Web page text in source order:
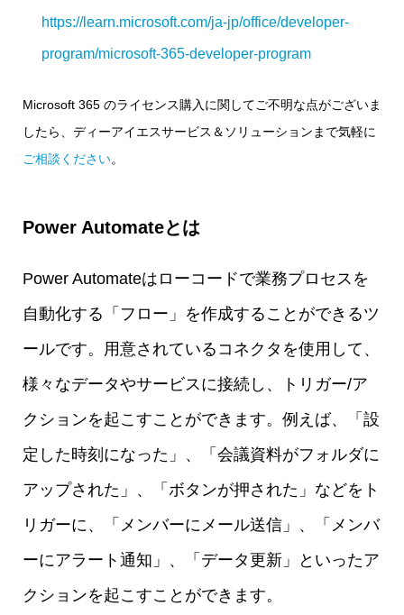
https://learn.microsoft.com/ja-jp/office/developer-
program/microsoft-365-developer-program
Microsoft 365 のライセンス購入に関してご不明な点がございま
したら、ディーアイエスサービス＆ソリューションまで気軽に
ご相談ください。
Power Automateとは
Power Automateはローコードで業務プロセスを
自動化する「フロー」を作成することができるツ
ールです。用意されているコネクタを使用して、
様々なデータやサービスに接続し、トリガー/ア
クションを起こすことができます。例えば、「設
定した時刻になった」、「会議資料がフォルダに
アップされた」、「ボタンが押された」などをト
リガーに、「メンバーにメール送信」、「メンバ
ーにアラート通知」、「データ更新」といったア
クションを起こすことができます。